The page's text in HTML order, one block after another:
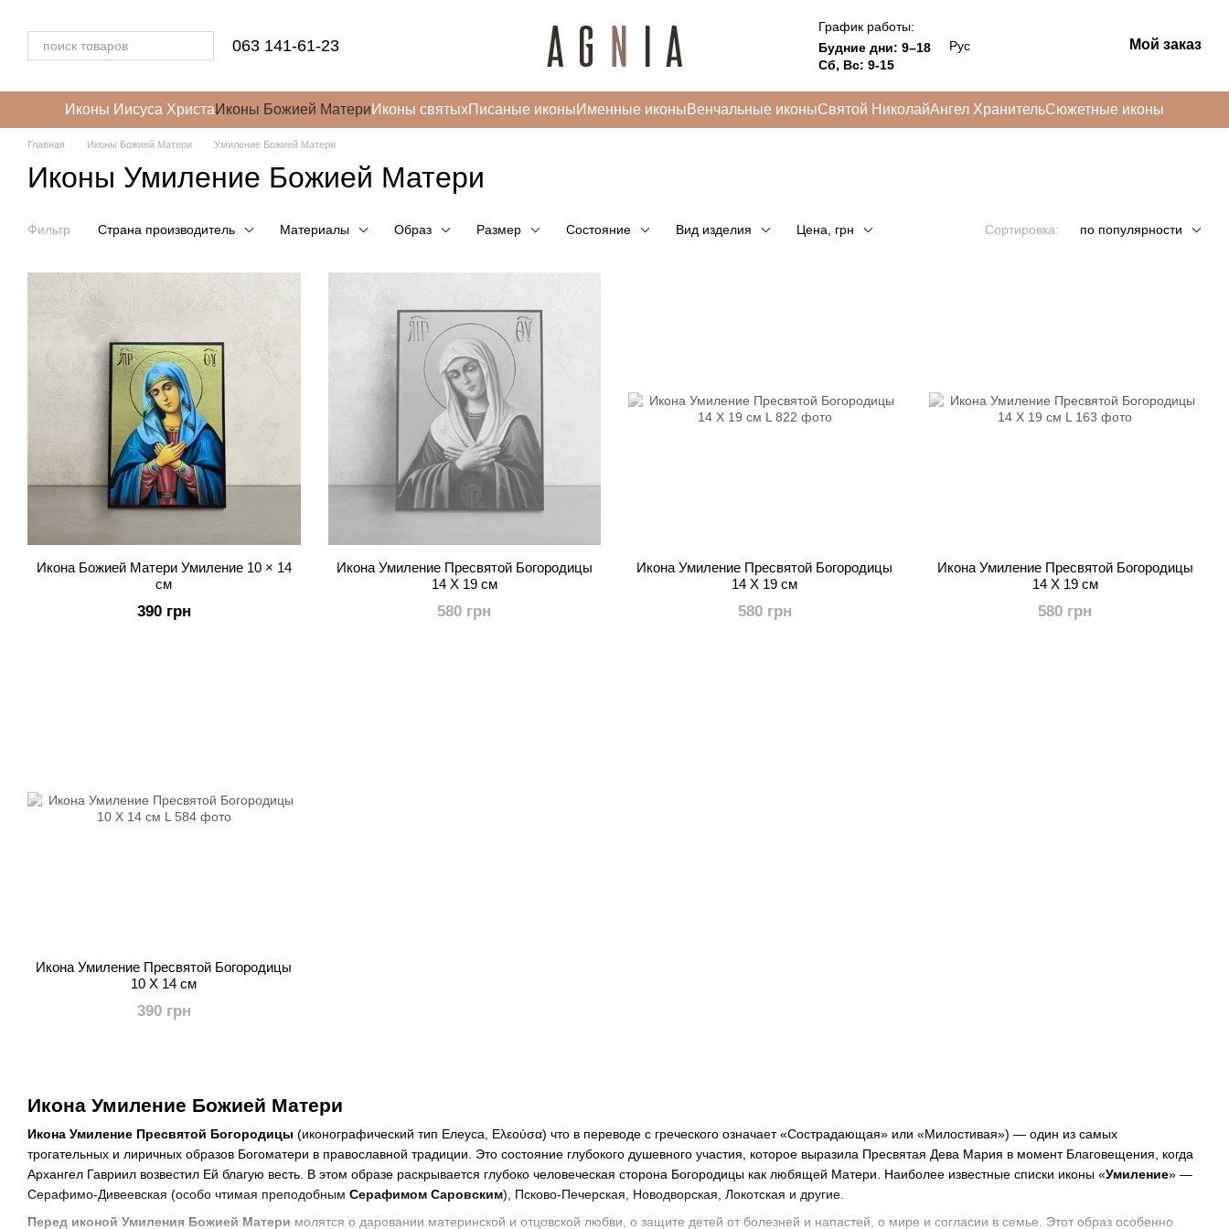
063 141-61-23
График работы:
Будние дни: 9–18
Сб, Вс: 9-15
Рус Мой заказ
Иконы Иисуса ХристаИконы Божией МатериИконы святыхПисаные иконыИменные иконыВенчальные иконыСвятой НиколайАнгел ХранительСюжетные иконы
Главная Иконы Божией Матери Умиление Божией Матери
Иконы Умиление Божией Матери
Фильтр Страна производитель Материалы Образ Размер Состояние Вид изделия Цена, грн Сортировка: по популярности
Икона Умиление Божией Матери
Икона Умиление Пресвятой Богородицы (иконографический тип Елеуса, Ελεούσα) что в переводе с греческого означает «Сострадающая» или «Милостивая») — один из самых
трогательных и лиричных образов Богоматери в православной традиции. Это состояние глубокого душевного участия, которое выразила Пресвятая Дева Мария в момент Благовещения, когда
Архангел Гавриил возвестил Ей благую весть. В этом образе раскрывается глубоко человеческая сторона Богородицы как любящей Матери. Наиболее известные списки иконы «Умиление» —
Серафимо-Дивеевская (особо чтимая преподобным Серафимом Саровским), Псково-Печерская, Новодворская, Локотская и другие.
Перед иконой Умиления Божией Матери молятся о даровании материнской и отцовской любви, о защите детей от болезней и напастей, о мире и согласии в семье. Этот образ особенно
Икона Божией Матери Умиление 10 × 14
см
390 грн
Икона Умиление Пресвятой Богородицы
14 Х 19 см
580 грн
Икона Умиление Пресвятой Богородицы
14 Х 19 см
580 грн
Икона Умиление Пресвятой Богородицы
14 Х 19 см
580 грн
Икона Умиление Пресвятой Богородицы
10 Х 14 см
390 грн